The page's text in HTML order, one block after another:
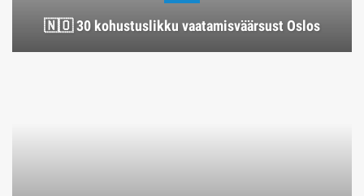
🇳🇴 30 kohustuslikku vaatamisväärsust Oslos